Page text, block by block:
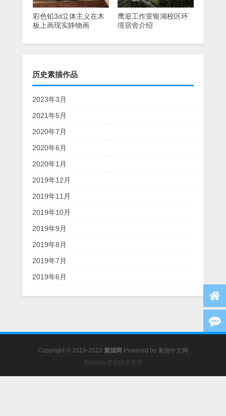
彩色铅3d立体主义在木
板上画现实静物画
鹰迎工作室银湖校区环
境宿舍介绍
历史素描作品
2023年3月
2021年5月
2020年7月
2020年6月
2020年1月
2019年12月
2019年11月
2019年10月
2019年9月
2019年8月
2019年7月
2019年6月
Copyright © 2019-2023 素描网 Powered by 素描中文网
Xiaoboy提供技术支持